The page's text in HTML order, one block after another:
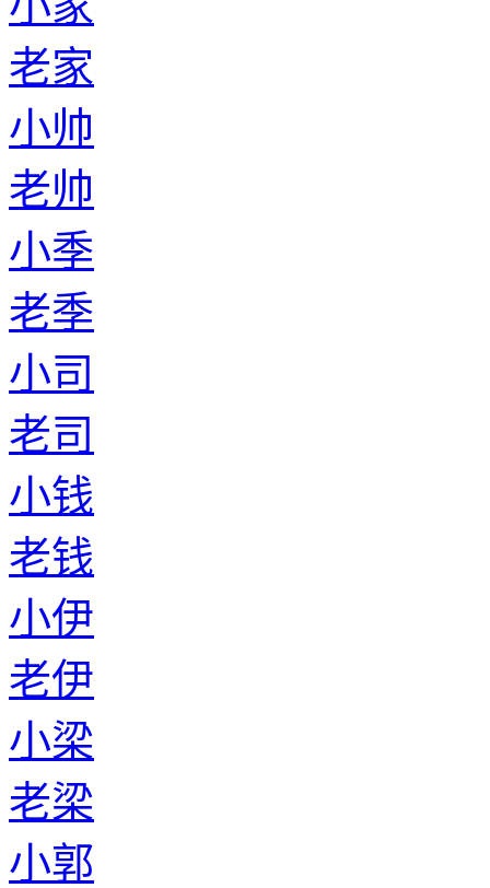
老家
小帅
老帅
小季
老季
小司
老司
小钱
老钱
小伊
老伊
小梁
老梁
小郭